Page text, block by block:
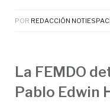
POR REDACCIÓN
La FEMDO
Pablo Edwin